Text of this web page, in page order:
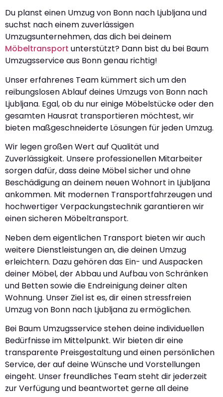
Du planst einen Umzug von Bonn nach Ljubljana und
suchst nach einem zuverlässigen
Umzugsunternehmen, das dich bei deinem
Möbeltransport unterstützt? Dann bist du bei Baum
Umzugsservice aus Bonn genau richtig!
Unser erfahrenes Team kümmert sich um den
reibungslosen Ablauf deines Umzugs von Bonn nach
Ljubljana. Egal, ob du nur einige Möbelstücke oder den
gesamten Hausrat transportieren möchtest, wir
bieten maßgeschneiderte Lösungen für jeden Umzug.
Wir legen großen Wert auf Qualität und
Zuverlässigkeit. Unsere professionellen Mitarbeiter
sorgen dafür, dass deine Möbel sicher und ohne
Beschädigung an deinem neuen Wohnort in Ljubljana
ankommen. Mit modernen Transportfahrzeugen und
hochwertiger Verpackungstechnik garantieren wir
einen sicheren Möbeltransport.
Neben dem eigentlichen Transport bieten wir auch
weitere Dienstleistungen an, die deinen Umzug
erleichtern. Dazu gehören das Ein- und Auspacken
deiner Möbel, der Abbau und Aufbau von Schränken
und Betten sowie die Endreinigung deiner alten
Wohnung. Unser Ziel ist es, dir einen stressfreien
Umzug von Bonn nach Ljubljana zu ermöglichen.
Bei Baum Umzugsservice stehen deine individuellen
Bedürfnisse im Mittelpunkt. Wir bieten dir eine
transparente Preisgestaltung und einen persönlichen
Service, der auf deine Wünsche und Vorstellungen
eingeht. Unser freundliches Team steht dir jederzeit
zur Verfügung und beantwortet gerne all deine